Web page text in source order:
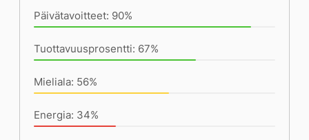
Päivätavoitteet: 90%
Tuottavuusprosentti: 67%
Mieliala: 56%
Energia: 34%